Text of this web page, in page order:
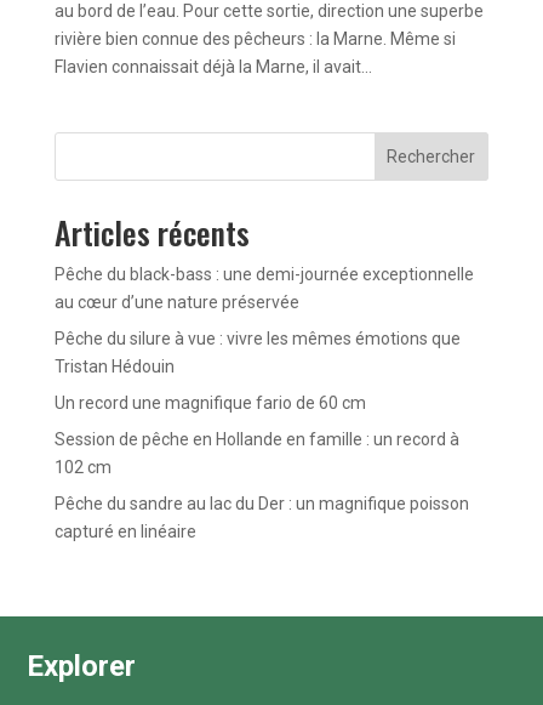
au bord de l’eau. Pour cette sortie, direction une superbe
rivière bien connue des pêcheurs : la Marne. Même si
Flavien connaissait déjà la Marne, il avait...
Rechercher
Articles récents
Pêche du black-bass : une demi-journée exceptionnelle
au cœur d’une nature préservée
Pêche du silure à vue : vivre les mêmes émotions que
Tristan Hédouin
Un record une magnifique fario de 60 cm
Session de pêche en Hollande en famille : un record à
102 cm
Pêche du sandre au lac du Der : un magnifique poisson
capturé en linéaire
Explorer